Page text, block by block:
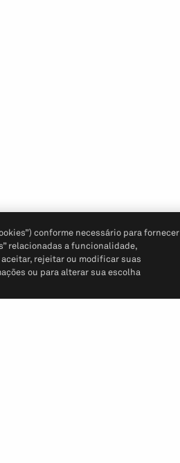
conforme necessário para fornecer
relacionadas a funcionalidade,
rejeitar ou modificar suas
ou para alterar sua escolha